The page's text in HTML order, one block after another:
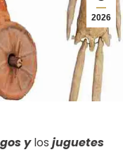
2026
ylos juguetes